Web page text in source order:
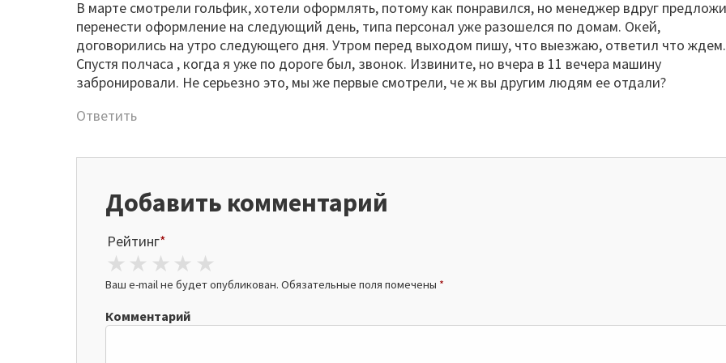
В марте смотрели гольфик, хотели оформлять, потому как понравился, но менеджер вдруг
перенести оформление на следующий день, типа персонал уже разошелся по домам. Окей,
договорились на утро следующего дня. Утром перед выходом пишу, что выезжаю, ответил что ждем.
Спустя полчаса , когда я уже по дороге был, звонок. Извините, но вчера в 11 вечера машину
забронировали. Не серьезно это, мы же первые смотрели, че ж вы другим людям ее отдали?
Ответить
Добавить комментарий
Рейтинг*
4 stars
3 stars
2 stars
1 star
Ваш e-mail не будет опубликован. Обязательные поля помечены *
Комментарий